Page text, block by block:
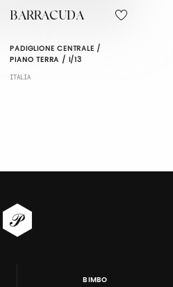
BARRACUDA
PADIGLIONE CENTRALE /
PIANO TERRA / I/13
ITALIA
BIMBO